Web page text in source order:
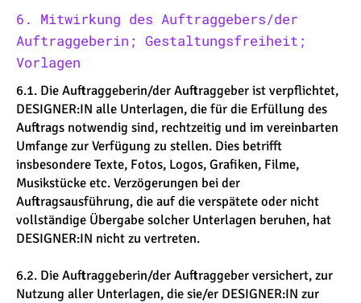
6. Mitwirkung des Auftraggebers/der
Auftraggeberin; Gestaltungsfreiheit;
Vorlagen
6.1. Die Auftraggeberin/der Auftraggeber ist verpflichtet,
DESIGNER:IN alle Unterlagen, die für die Erfüllung des
Auftrags notwendig sind, rechtzeitig und im vereinbarten
Umfange zur Verfügung zu stellen. Dies betrifft
insbesondere Texte, Fotos, Logos, Grafiken, Filme,
Musikstücke etc. Verzögerungen bei der
Auftragsausführung, die auf die verspätete oder nicht
vollständige Übergabe solcher Unterlagen beruhen, hat
DESIGNER:IN nicht zu vertreten.
6.2. Die Auftraggeberin/der Auftraggeber versichert, zur
Nutzung aller Unterlagen, die sie/er DESIGNER:IN zur